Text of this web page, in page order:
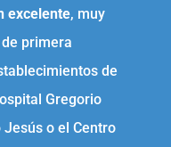
excelente, muy
primera
de
Gregorio
o el Centro